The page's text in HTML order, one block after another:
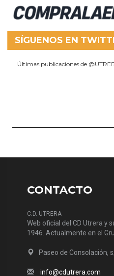
SÍGUENOS EN
Últimas publicaciones de
CONTACTO
C.D. UTRERA
Web oficial del CD Utrera y
1946. Actualmente en el
Paseo de Consolación,
info@cdutrera.com